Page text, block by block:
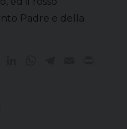
Padre e della